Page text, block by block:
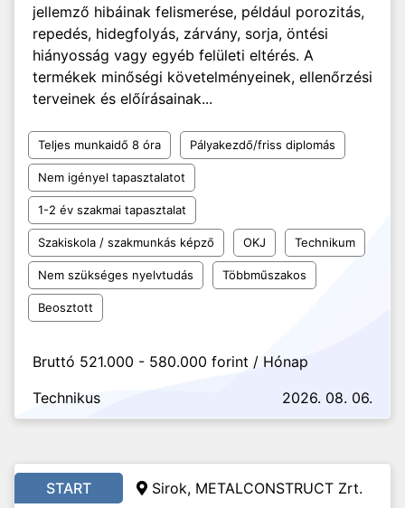
jellemző hibáinak felismerése, például porozitás,
repedés, hidegfolyás, zárvány, sorja, öntési
hiányosság vagy egyéb felületi eltérés. A
termékek minőségi követelményeinek, ellenőrzési
terveinek és előírásainak...
Teljes munkaidő 8 óra Pályakezdő/friss diplomás
Nem igényel tapasztalatot
1-2 év szakmai tapasztalat
Szakiskola / szakmunkás képző OKJ Technikum
Nem szükséges nyelvtudás Többműszakos
Beosztott
Bruttó 521.000 - 580.000 forint / Hónap
Technikus
2026. 08. 06.
START Sirok, METALCONSTRUCT Zrt.